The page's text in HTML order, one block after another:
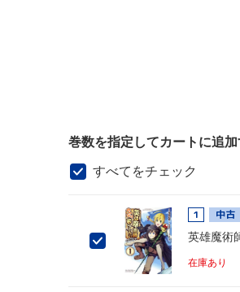
巻数を指定してカートに追加
すべてをチェック
1 中古
英雄魔術
在庫あり